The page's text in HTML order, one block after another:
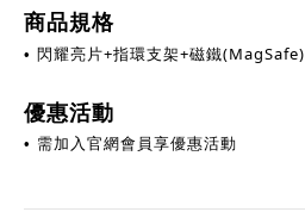
商品規格
• 閃耀亮片+指環支架+磁鐵(MagSafe)
優惠活動
• 需加入官網會員享優惠活動